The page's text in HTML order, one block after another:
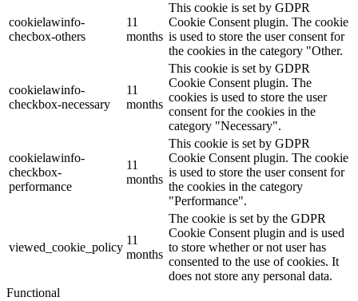
cookielawinfo-
checbox-others
11
months
This cookie is set by GDPR
Cookie Consent plugin. The cookie
is used to store the user consent for
the cookies in the category "Other.
cookielawinfo-
checkbox-necessary
11
months
This cookie is set by GDPR
Cookie Consent plugin. The
cookies is used to store the user
consent for the cookies in the
category "Necessary".
cookielawinfo-
checkbox-
performance
11
months
This cookie is set by GDPR
Cookie Consent plugin. The cookie
is used to store the user consent for
the cookies in the category
"Performance".
viewed_cookie_policy
11
months
The cookie is set by the GDPR
Cookie Consent plugin and is used
to store whether or not user has
consented to the use of cookies. It
does not store any personal data.
Functional